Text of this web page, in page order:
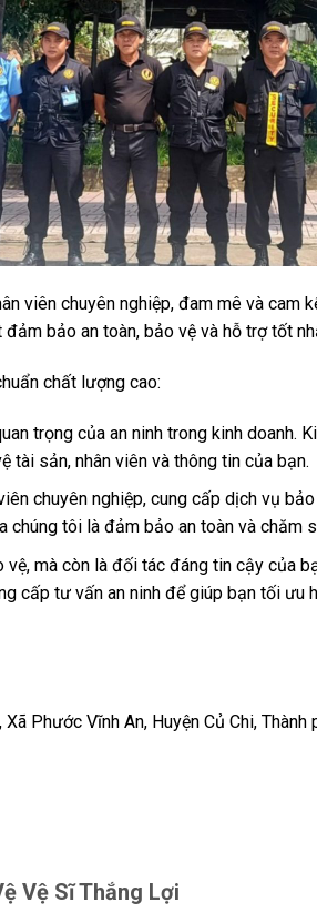
viên chuyên nghiệp, đam mê và cam
đảm bảo an toàn, bảo vệ và hỗ trợ tốt
chất lượng cao:
trọng của an ninh trong kinh doanh.
tài sản, nhân viên và thông tin của bạn.
chuyên nghiệp, cung cấp dịch vụ
chúng tôi là đảm bảo an toàn và chăm
vệ, mà còn là đối tác đáng tin cậy của
cấp tư vấn an ninh để giúp bạn tối ưu
Phước Vĩnh An, Huyện Củ Chi, Thành
Vệ Sĩ Thắng Lợi